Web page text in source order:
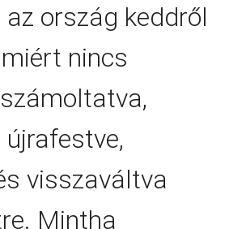
ország keddről
nincs
visszaváltva
Mintha